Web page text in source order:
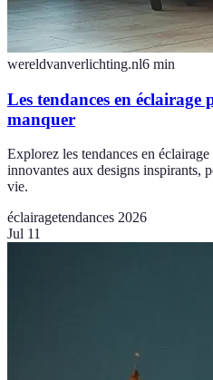
wereldvanverlichting.nl6 min
Les tendances en éclairage
manquer
Explorez les tendances en
innovantes aux designs inspirants,
vie.
éclairagetendances 2026
Jul 11